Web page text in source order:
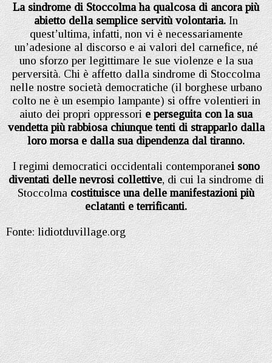
La sindrome di Stoccolma ha qualcosa di ancora più
abietto della semplice servitù volontaria.In
quest’ultima, infatti, non vi è necessariamente
un’adesione al discorso e ai valori del carnefice, né
uno sforzo per legittimare le sue violenze e la sua
perversità. Chi è affetto dalla sindrome di Stoccolma
nelle nostre società democratiche (il borghese urbano
colto ne è un esempio lampante) si offre volentieri in
aiuto dei propri oppressori e perseguita con la sua
vendetta più rabbiosa chiunque tenti di strapparlo dalla
loro morsa e dalla sua dipendenza dal tiranno.
I regimi democratici occidentali contemporanei sono
diventati delle nevrosi collettive, di cui la sindrome di
Stoccolmacostituisce una delle manifestazioni più
eclatanti e terrificanti.
Fonte: lidiotduvillage.org